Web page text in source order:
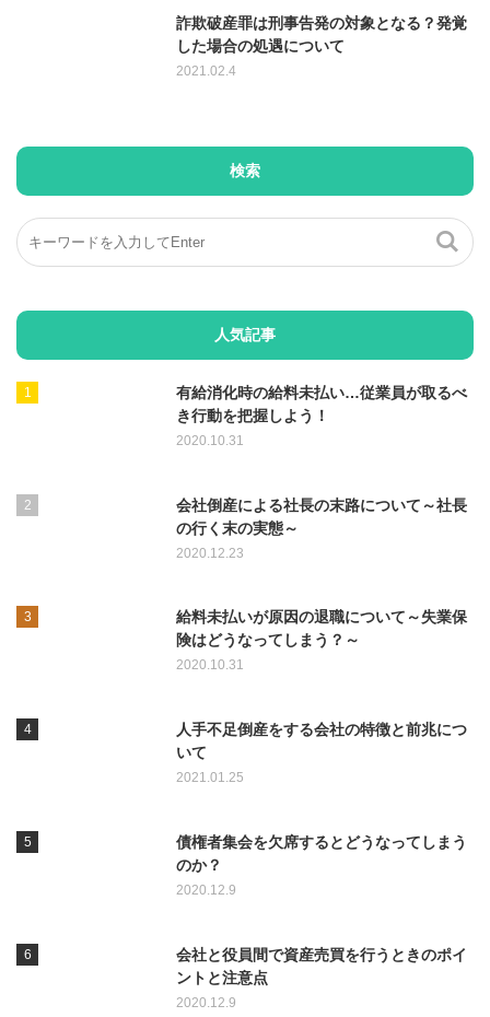
詐欺破産罪は刑事告発の対象となる？発覚
した場合の処遇について
2021.02.4
検索
人気記事
有給消化時の給料未払い…従業員が取るべ
き行動を把握しよう！
2020.10.31
会社倒産による社長の末路について～社長
の行く末の実態～
2020.12.23
給料未払いが原因の退職について～失業保
険はどうなってしまう？～
2020.10.31
人手不足倒産をする会社の特徴と前兆につ
いて
2021.01.25
債権者集会を欠席するとどうなってしまう
のか？
2020.12.9
会社と役員間で資産売買を行うときのポイ
ントと注意点
2020.12.9